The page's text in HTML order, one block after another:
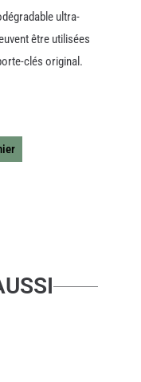
ultra-
être utilisées
clés original.